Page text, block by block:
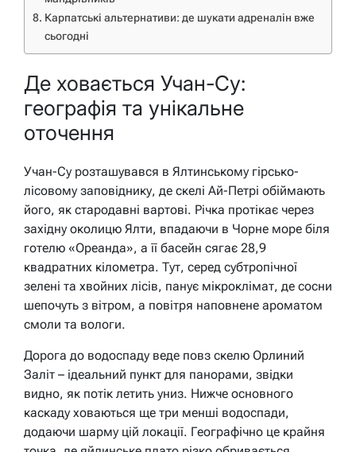
Карпатські альтернативи: де шукати адреналін вже
сьогодні
Де ховається Учан-Су:
географія та унікальне
оточення
Учан-Су розташувався в Ялтинському гірсько-
лісовому заповіднику, де скелі Ай-Петрі обіймають
його, як стародавні вартові. Річка протікає через
західну околицю Ялти, впадаючи в Чорне море біля
готелю «Ореанда», а її басейн сягає 28,9
квадратних кілометра. Тут, серед субтропічної
зелені та хвойних лісів, панує мікроклімат, де сосни
шепочуть з вітром, а повітря наповнене ароматом
смоли та вологи.
Дорога до водоспаду веде повз скелю Орлиний
Заліт – ідеальний пункт для панорами, звідки
видно, як потік летить униз. Нижче основного
каскаду ховаються ще три менші водоспади,
додаючи шарму цій локації. Географічно це крайня